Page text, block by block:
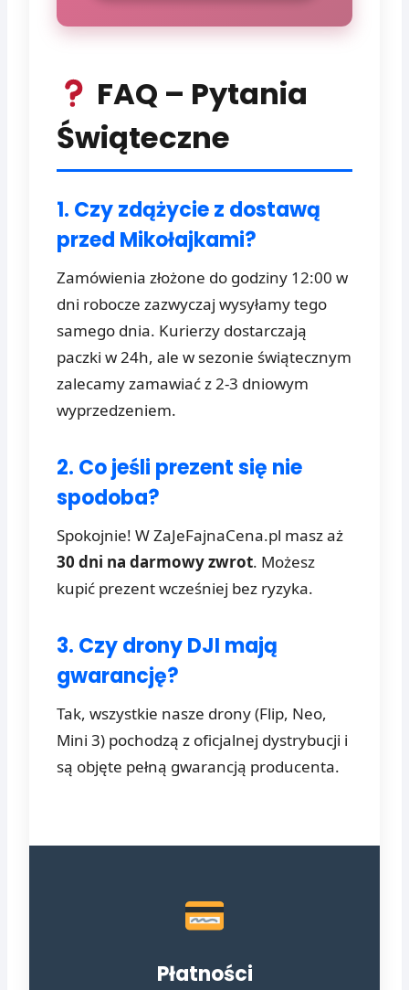
FAQ – Pytania
Świąteczne
1. Czy zdążycie z dostawą
przed Mikołajkami?
Zamówienia złożone do godziny 12:00 w
dni robocze zazwyczaj wysyłamy tego
samego dnia. Kurierzy dostarczają
paczki w 24h, ale w sezonie świątecznym
zalecamy zamawiać z 2-3 dniowym
wyprzedzeniem.
2. Co jeśli prezent się nie
spodoba?
Spokojnie! W ZaJeFajnaCena.pl masz aż
30 dni na darmowy zwrot. Możesz
kupić prezent wcześniej bez ryzyka.
3. Czy drony DJI mają
gwarancję?
Tak, wszystkie nasze drony (Flip, Neo,
Mini 3) pochodzą z oficjalnej dystrybucji i
są objęte pełną gwarancją producenta.
Płatności